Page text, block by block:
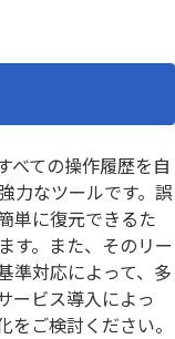
べての操作履歴を自
力なツールです。誤
単に復元できるた
す。また、そのリー
準対応によって、多
ービス導入によっ
ご検討ください。